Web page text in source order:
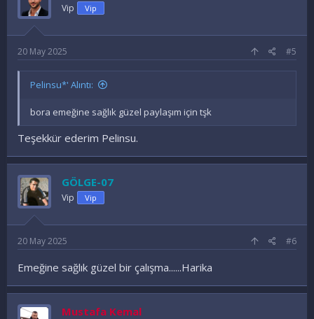
Vip Vip
20 May 2025 #5
Pelinsu*' Alıntı:
bora emeğine sağlık güzel paylaşım için tşk
Teşekkür ederim Pelinsu.
GÖLGE-07
Vip Vip
20 May 2025 #6
Emeğine sağlık güzel bir çalışma......Harika
Mustafa Kemal